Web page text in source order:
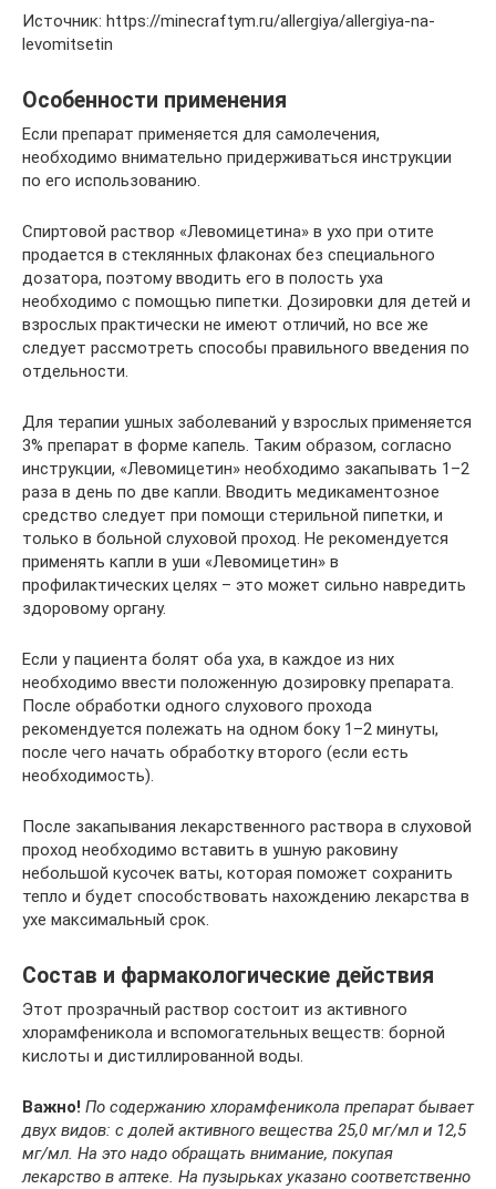
Источник: https://minecraftym.ru/allergiya/allergiya-na-
levomitsetin
Особенности применения
Если препарат применяется для самолечения,
необходимо внимательно придерживаться инструкции
по его использованию.
Спиртовой раствор «Левомицетина» в ухо при отите
продается в стеклянных флаконах без специального
дозатора, поэтому вводить его в полость уха
необходимо с помощью пипетки. Дозировки для детей и
взрослых практически не имеют отличий, но все же
следует рассмотреть способы правильного введения по
отдельности.
Для терапии ушных заболеваний у взрослых применяется
3% препарат в форме капель. Таким образом, согласно
инструкции, «Левомицетин» необходимо закапывать 1–2
раза в день по две капли. Вводить медикаментозное
средство следует при помощи стерильной пипетки, и
только в больной слуховой проход. Не рекомендуется
применять капли в уши «Левомицетин» в
профилактических целях – это может сильно навредить
здоровому органу.
Если у пациента болят оба уха, в каждое из них
необходимо ввести положенную дозировку препарата.
После обработки одного слухового прохода
рекомендуется полежать на одном боку 1–2 минуты,
после чего начать обработку второго (если есть
необходимость).
После закапывания лекарственного раствора в слуховой
проход необходимо вставить в ушную раковину
небольшой кусочек ваты, которая поможет сохранить
тепло и будет способствовать нахождению лекарства в
ухе максимальный срок.
Состав и фармакологические действия
Этот прозрачный раствор состоит из активного
хлорамфеникола и вспомогательных веществ: борной
кислоты и дистиллированной воды.
Важно! По содержанию хлорамфеникола препарат бывает
двух видов: с долей активного вещества 25,0 мг/мл и 12,5
мг/мл. На это надо обращать внимание, покупая
лекарство в аптеке. На пузырьках указано соответственно